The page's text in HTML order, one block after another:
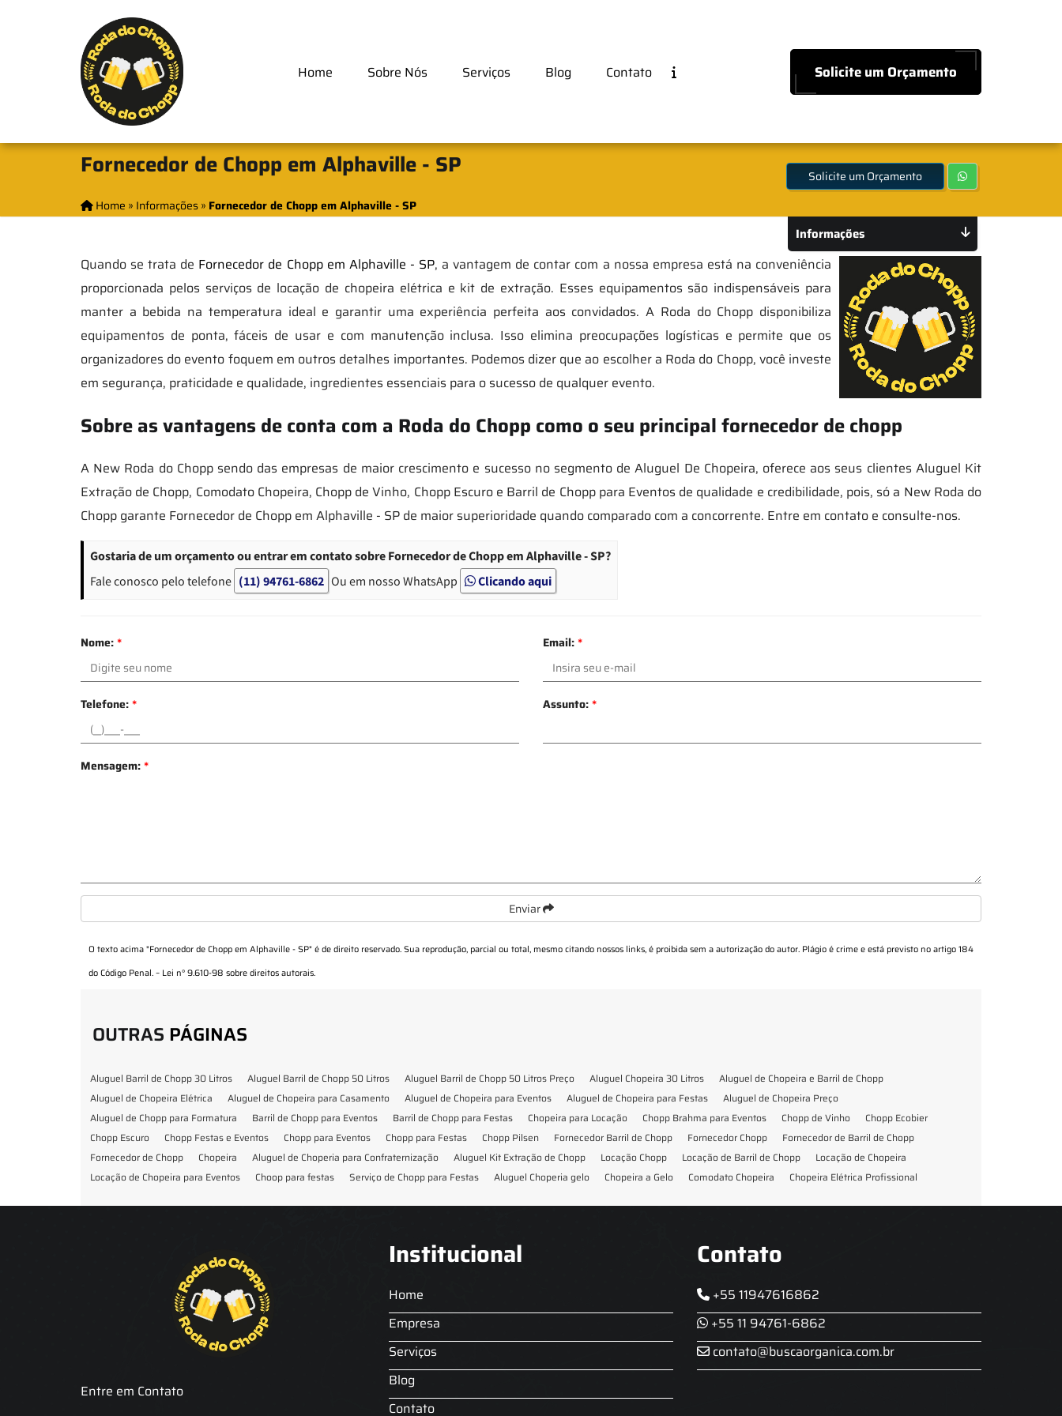
Home Sobre Nós Serviços Blog Contato Solicite um Orçamento
Fornecedor de Chopp em Alphaville - SP
Home » Informações» Fornecedor de Chopp em Alphaville - SP
Solicite um Orçamento
Quando se trata de Fornecedor de Chopp em Alphaville - SP, a vantagem de contar com a nossa empresa está na conveniência
proporcionada pelos serviços de locação de chopeira elétrica e kit de extração. Esses equipamentos são indispensáveis para
manter a bebida na temperatura ideal e garantir uma experiência perfeita aos convidados. A Roda do Chopp disponibiliza
equipamentos de ponta, fáceis de usar e com manutenção inclusa. Isso elimina preocupações logísticas e permite que os
organizadores do evento foquem em outros detalhes importantes. Podemos dizer que ao escolher a Roda do Chopp, você investe
em segurança, praticidade e qualidade, ingredientes essenciais para o sucesso de qualquer evento.
Sobre as vantagens de conta com a Roda do Chopp como o seu principal fornecedor de chopp
A New Roda do Chopp sendo das empresas de maior crescimento e sucesso no segmento de Aluguel De Chopeira, oferece aos seus clientes Aluguel Kit
Extração de Chopp, Comodato Chopeira, Chopp de Vinho, Chopp Escuro e Barril de Chopp para Eventos de qualidade e credibilidade, pois, só a New Roda do
Chopp garante Fornecedor de Chopp em Alphaville - SP de maior superioridade quando comparado com a concorrente. Entre em contato e consulte-nos.
Gostaria de um orçamento ou entrar em contato sobre Fornecedor de Chopp em Alphaville - SP?
Fale conosco pelo telefone (11) 94761-6862 Ou em nosso WhatsApp Clicando aqui
Nome:* Email:*
Telefone:* Assunto:*
Mensagem:*
Enviar
O texto acima "Fornecedor de Chopp em Alphaville - SP" é de direito reservado. Sua reprodução, parcial ou total, mesmo citando nossos links, é proibida sem a autorização do autor. Plágio é crime e está previsto no artigo 184
do Código Penal. – Lei n° 9.610-98 sobre direitos autorais.
Informações
OUTRAS PÁGINAS
Aluguel Barril de Chopp 30 Litros Aluguel Barril de Chopp 50 Litros Aluguel Barril de Chopp 50 Litros Preço Aluguel Chopeira 30 Litros
Aluguel de Chopeira e Barril de Chopp
Aluguel de Chopeira Elétrica
Aluguel de Chopeira para Casamento Aluguel de Chopeira para Eventos Aluguel de Chopeira para Festas
Aluguel de Chopeira Preço
Aluguel de Chopp para Formatura
Barril de Chopp para Eventos Barril de Chopp para Festas Chopeira para Locação Chopp Brahma para Eventos Chopp de Vinho
Chopp Ecobier
Chopp Escuro
Chopp Festas e Eventos Chopp para Eventos Chopp para Festas Chopp Pilsen Fornecedor Barril de Chopp Fornecedor Chopp
Fornecedor de Barril de Chopp
Fornecedor de Chopp
Chopeira Aluguel de Choperia para Confraternização Aluguel Kit Extração de Chopp Locação Chopp Locação de Barril de Chopp
Locação de Chopeira
Locação de Chopeira para Eventos
Choop para festas Serviço de Chopp para Festas Aluguel Choperia gelo Chopeira a Gelo Comodato Chopeira
Chopeira Elétrica Profissional
Entre em Contato
Institucional
Home
Empresa
Serviços
Blog
Contato
Contato
+55 11947616862
+55 11 94761-6862
contato@buscaorganica.com.br